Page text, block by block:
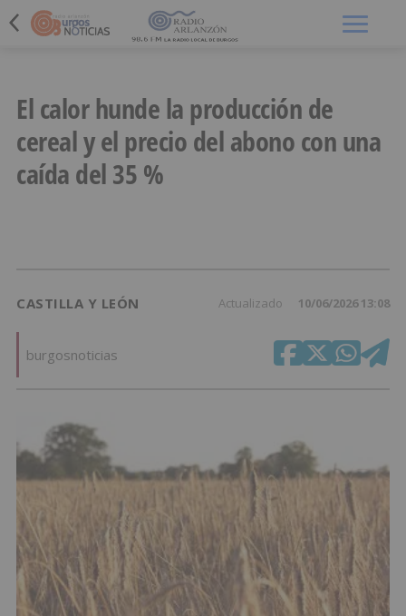
El calor hunde la producción de
cereal y el precio del abono con una
caída del 35 %
CASTILLA Y LEÓN Actualizado 10/06/2026 13:08
burgosnoticias